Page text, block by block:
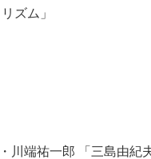
ズム」
川端祐一郎 「三島由